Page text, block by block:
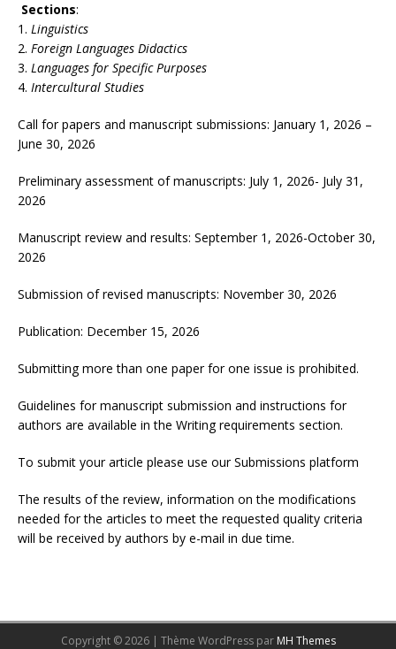
Sections:
Linguistics
Foreign Languages Didactics
Languages for Specific Purposes
Intercultural Studies
Call for papers and manuscript submissions: January 1, 2026 –
June 30, 2026
Preliminary assessment of manuscripts: July 1, 2026- July 31,
2026
Manuscript review and results: September 1, 2026-October 30,
2026
Submission of revised manuscripts: November 30, 2026
Publication: December 15, 2026
Submitting more than one paper for one issue is prohibited.
Guidelines for manuscript submission and instructions for
authors are available in the Writing requirements section.
To submit your article please use ourSubmissions platform
The results of the review, information on the modifications
needed for the articles to meet the requested quality criteria
will be received by authors by e-mail in due time.
Copyright © 2026 | Thème WordPress par MH Themes